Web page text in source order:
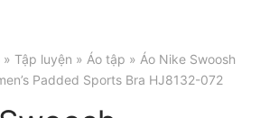
» Tập luyện » Áo tập » Áo Nike Swoosh
Padded Sports Bra HJ8132-072